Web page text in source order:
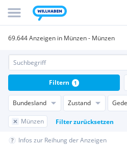
69.644 Anzeigen in Münzen - Münzen
Bundesland Zustand
Münzen Filter zurücksetzen
Filtern 1
Infos zur Reihung der Anzeigen